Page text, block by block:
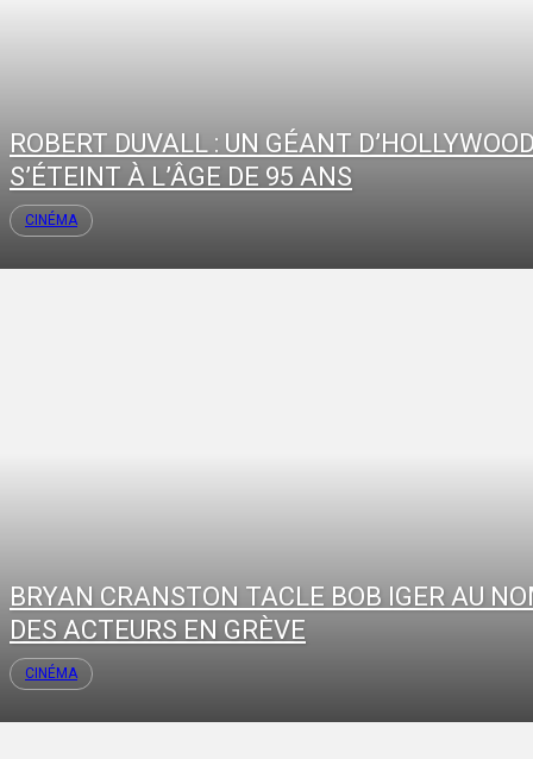
ROBERT DUVALL : UN GÉANT
S’ÉTEINT À L’ÂGE DE 95 ANS
CINÉMA
BRYAN CRANSTON TACLE BOB IGER AU
DES ACTEURS EN GRÈVE
CINÉMA